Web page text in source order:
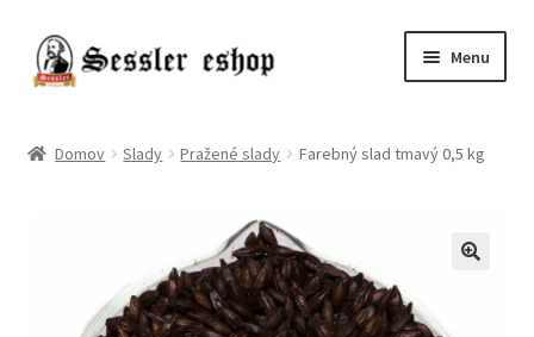
Menu
Domov Slady Pražené slady Farebný slad tmavý 0,5 kg